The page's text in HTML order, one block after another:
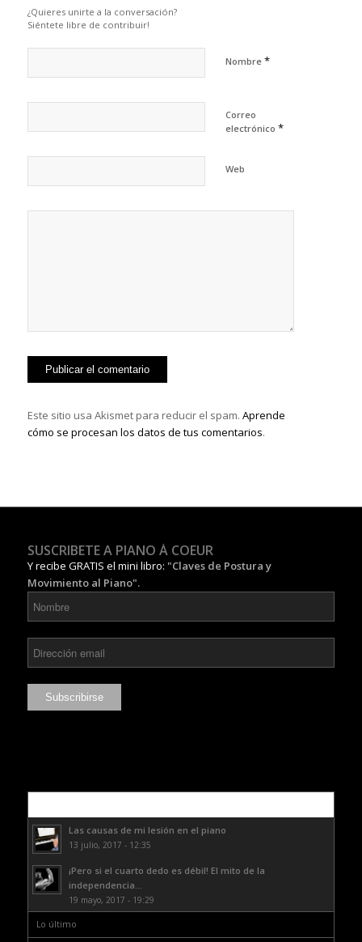
¿Quieres unirte a la conversación?
Siéntete libre de contribuir!
Nombre *
Correo
electrónico *
Web
Este sitio usa Akismet para reducir el spam. Aprende
cómo se procesan los datos de tus comentarios.
SUSCRIBETE A PIANO À COEUR
Y recibe GRATIS el mini libro: "Claves de Postura y
Movimiento al Piano".
Las causas de mi lesión en el piano
13 julio, 2017 - 12:35
¡Pero si el cuarto dedo es débil! El mito de la
independencia...
19 mayo, 2017 - 19:29
Lo último